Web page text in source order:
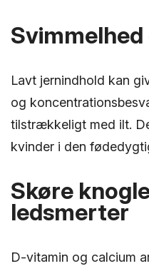
Lavt jernindhold kan
og
tilstrækkeligt med ilt.
kvinder i den
Skøre
ledsmerter
D-vitamin og calcium